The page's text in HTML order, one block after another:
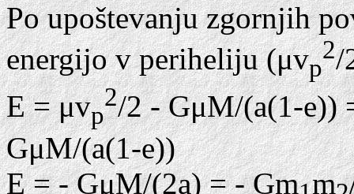
Po upoštevanju zgornjih
energijo v periheliju (μvp
2/
E = μvp
2/2 - GμM/(a(1-e))
GμM/(a(1-e))
E = - GμM/(2a) = - Gm m